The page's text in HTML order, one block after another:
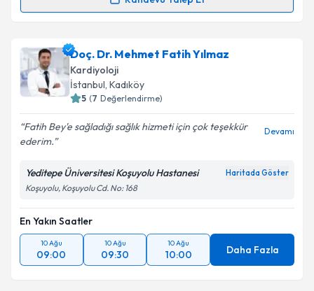
için bir takvim hazırlandığında e-posta ile
bilgilendireceğiz.
E-posta Adresiniz
Kişisel verilerimin işlenmesine ilişkin
Metni'ni okudum ve kişisel verilerimin belirtilen
kapsamda işlenmesini kabul ediyorum.
Takvim Talebini Gönder
Doç. Dr. Mehmet Fatih Yılmaz
Kardiyoloji
İstanbul, Kadıköy
5 (7 Değerlendirme)
Fatih Bey'e sağladığı sağlık hizmeti için çok teşekkür
ederim.
Devamı
Yeditepe Üniversitesi Koşuyolu Hastanesi Haritada Göster
Koşuyolu, Koşuyolu Cd. No: 168
En Yakın Saatler
10 Ağu
09:00
10 Ağu
09:30
10 Ağu
10:00 Daha Fazla